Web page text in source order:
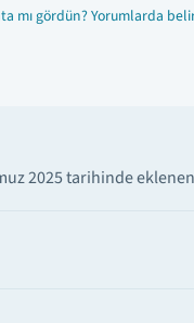
mı gördün? Yorumlarda
2025 tarihinde